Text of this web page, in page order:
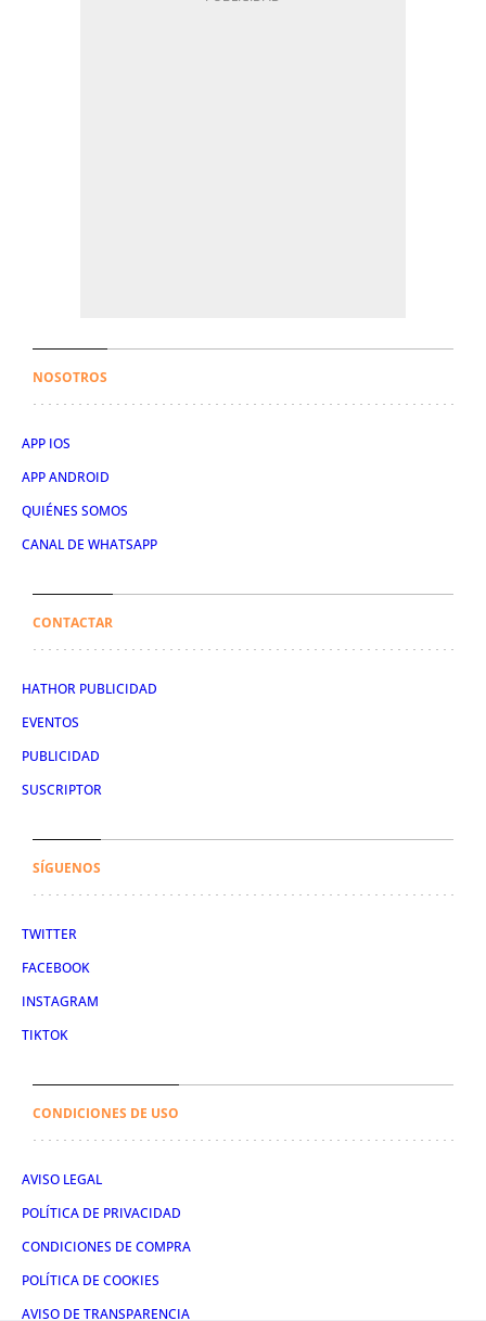
NOSOTROS
APP IOS
APP ANDROID
QUIÉNES SOMOS
CANAL DE WHATSAPP
CONTACTAR
HATHOR PUBLICIDAD
EVENTOS
PUBLICIDAD
SUSCRIPTOR
SÍGUENOS
TWITTER
FACEBOOK
INSTAGRAM
TIKTOK
CONDICIONES DE USO
AVISO LEGAL
POLÍTICA DE PRIVACIDAD
CONDICIONES DE COMPRA
POLÍTICA DE COOKIES
AVISO DE TRANSPARENCIA